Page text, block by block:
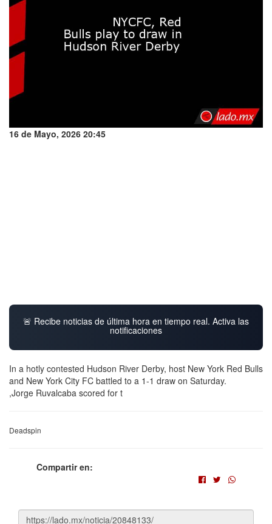
16 de Mayo, 2026 20:45
🚨 Recibe noticias de última hora en tiempo real. Activa las
notificaciones
In a hotly contested Hudson River Derby, host New York Red Bulls
and New York City FC battled to a 1-1 draw on Saturday.
,Jorge Ruvalcaba scored for t
Deadspin
Compartir en: